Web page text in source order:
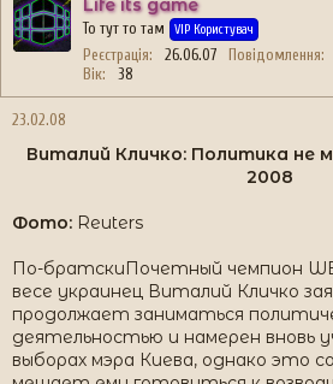
Life its game
То тут то там VIP Користувач
Реєстрація 26.06.07 Повідомлення
Вік
38
23.02.08
Виталий Кличко: Политика не
2008​
Фото: Reuters
По-братскиПочетный чемпион
весе украинец Виталий Кличко
продолжает заниматься
деятельностью и намерен вновь
выборах мэра Киева, однако это